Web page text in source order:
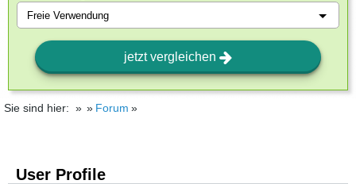
jetzt vergleichen
Sie sind hier: Forum
User Profile